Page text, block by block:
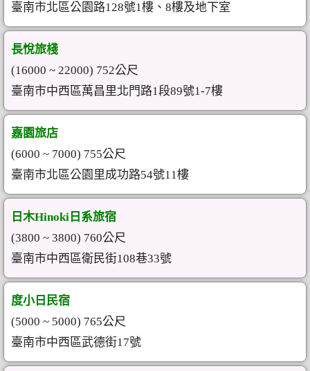
臺南市北區公園路128號1樓、8樓及地下室
長悅旅棧
(16000 ~ 22000) 752公尺
臺南市中西區萬昌里北門路1段89號1-7樓
嘉園旅店
(6000 ~ 7000) 755公尺
臺南市北區公園里成功路54號11樓
日木Hinoki日系旅宿
(3800 ~ 3800) 760公尺
臺南市中西區衛民街108巷33號
度小日民宿
(5000 ~ 5000) 765公尺
臺南市中西區武德街17號